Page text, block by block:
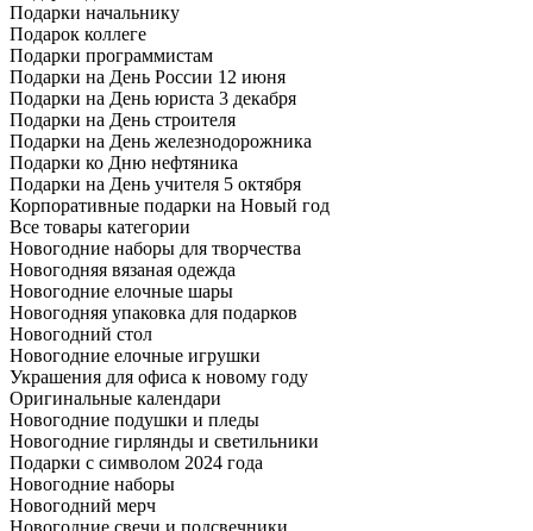
Подарки начальнику
Подарок коллеге
Подарки программистам
Подарки на День России 12 июня
Подарки на День юриста 3 декабря
Подарки на День строителя
Подарки на День железнодорожника
Подарки ко Дню нефтяника
Подарки на День учителя 5 октября
Корпоративные подарки на Новый год
Все товары категории
Новогодние наборы для творчества
Новогодняя вязаная одежда
Новогодние елочные шары
Новогодняя упаковка для подарков
Новогодний стол
Новогодние елочные игрушки
Украшения для офиса к новому году
Оригинальные календари
Новогодние подушки и пледы
Новогодние гирлянды и светильники
Подарки с символом 2024 года
Новогодние наборы
Новогодний мерч
Новогодние свечи и подсвечники